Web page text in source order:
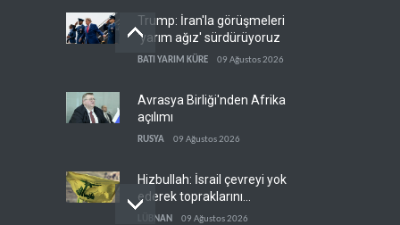
Trump: İran'la görüşmeleri
'yarım ağız' sürdürüyoruz
BATI YARIM KÜRE 09 Ağustos 2026
Avrasya Birliği'nden Afrika
açılımı
RUSYA 09 Ağustos 2026
Hizbullah: İsrail çevreyi yok
ederek topraklarını
genişletiyor
LÜBNAN 09 Ağustos 2026